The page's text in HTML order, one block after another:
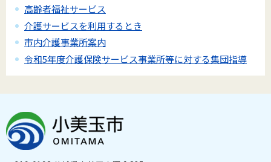
高齢者福祉サービス
介護サービスを利用するとき
市内介護事業所案内
令和5年度介護保険サービス事業所等に対する集団指導